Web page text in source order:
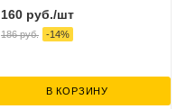
160 руб./шт
186руб. -14%
В КОРЗИНУ